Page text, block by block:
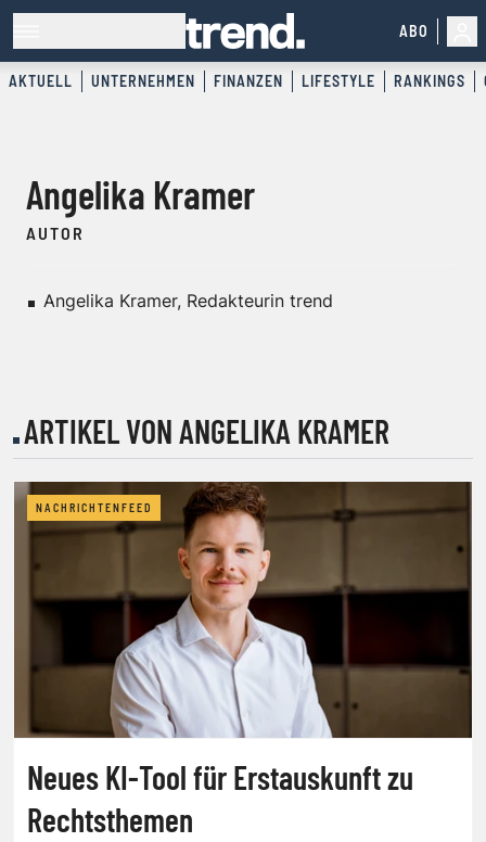
ABO
AKTUELL UNTERNEHMEN FINANZEN LIFESTYLE RANKINGS
Angelika Kramer
AUTOR
Angelika Kramer, Redakteurin trend
ARTIKEL VON ANGELIKA KRAMER
NACHRICHTENFEED
Neues KI-Tool für Erstauskunft zu
Rechtsthemen